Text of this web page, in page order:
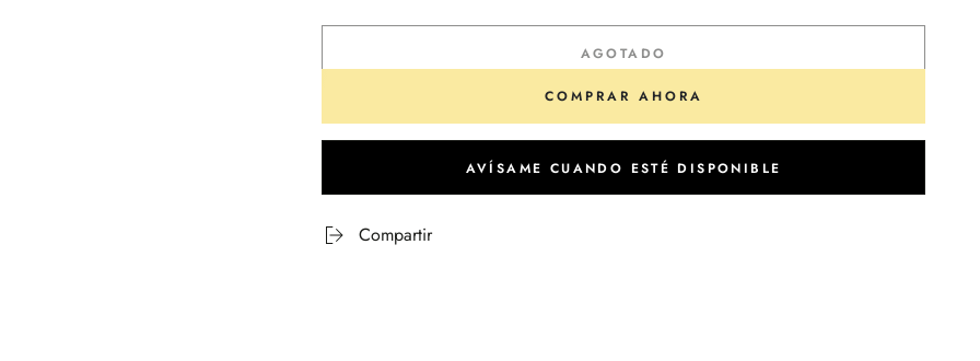
AGOTADO
COMPRAR AHORA
AVÍSAME CUANDO ESTÉ DISPONIBLE
Compartir